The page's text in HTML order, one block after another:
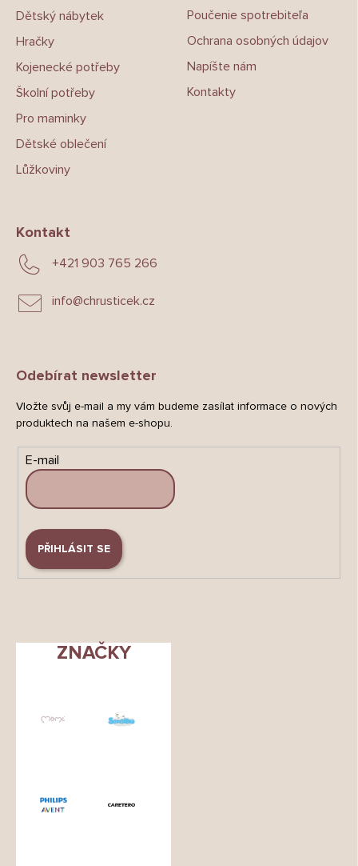
Dětský nábytek
Hračky
Kojenecké potřeby
Školní potřeby
Pro maminky
Dětské oblečení
Lůžkoviny
Poučenie spotrebiteľa
Ochrana osobných údajov
Napíšte nám
Kontakty
Kontakt
info@chrusticek.cz
+421 903 765 266
Odebírat newsletter
Vložte svůj e-mail a my vám budeme zasílat informace o nových
produktech na našem e-shopu.
E-mail
PŘIHLÁSIT SE
ZNAČKY